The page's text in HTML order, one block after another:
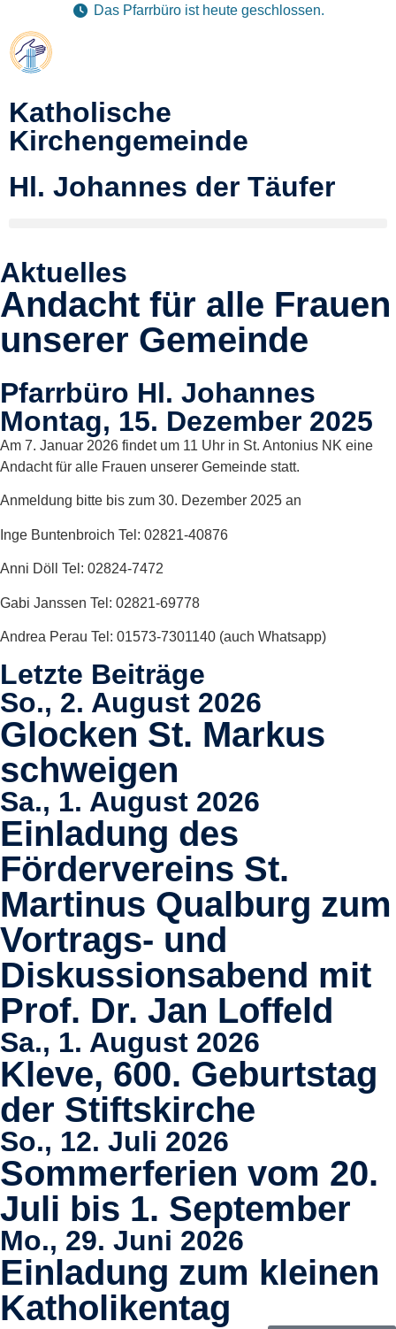
Das Pfarrbüro ist heute geschlossen.
Katholische
Kirchengemeinde
Hl. Johannes der Täufer
Aktuelles
Andacht für alle Frauen
unserer Gemeinde
Pfarrbüro Hl. Johannes
Montag, 15. Dezember 2025
Am 7. Januar 2026 findet um 11 Uhr in St. Antonius NK eine
Andacht für alle Frauen unserer Gemeinde statt.
Anmeldung bitte bis zum 30. Dezember 2025 an
Inge Buntenbroich Tel: 02821-40876
Anni Döll Tel: 02824-7472
Gabi Janssen Tel: 02821-69778
Andrea Perau Tel: 01573-7301140 (auch Whatsapp)
Letzte Beiträge
So., 2. August 2026
Glocken St. Markus
schweigen
Sa., 1. August 2026
Einladung des
Fördervereins St.
Martinus Qualburg zum
Vortrags- und
Diskussionsabend mit
Prof. Dr. Jan Loffeld
Sa., 1. August 2026
Kleve, 600. Geburtstag
der Stiftskirche
So., 12. Juli 2026
Sommerferien vom 20.
Juli bis 1. September
Mo., 29. Juni 2026
Einladung zum kleinen
Katholikentag